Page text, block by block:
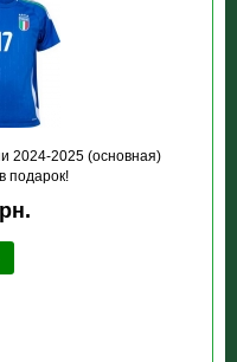
2024-2025 (основная)
подарок!